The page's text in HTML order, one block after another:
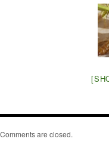
Comments are closed.